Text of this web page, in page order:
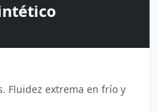
Fluidez extrema en frío y